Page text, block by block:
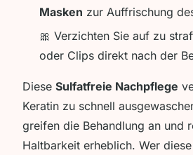
Masken zur Auffrischung
🎀 Verzichten Sie auf zu
oder Clips direkt nach der
Diese Sulfatfreie Nachpflege
Keratin zu schnell
greifen die Behandlung an und
Haltbarkeit erheblich. Wer